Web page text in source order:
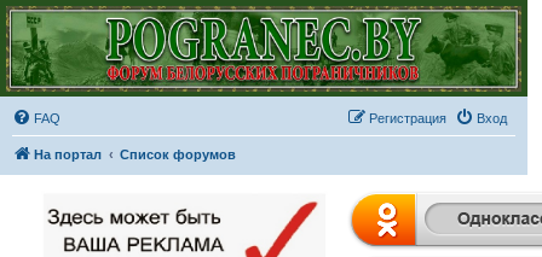
FAQ Вход
Регистрация
На портал Список форумов